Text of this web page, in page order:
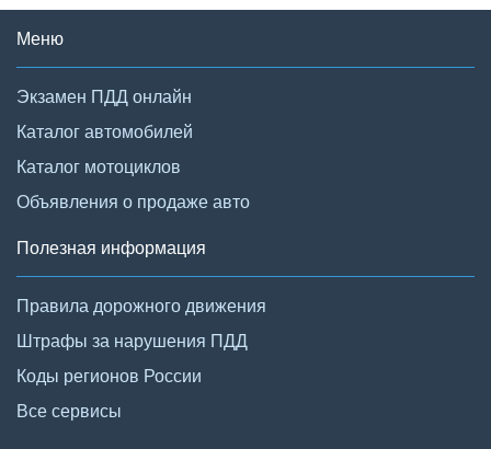
Меню
Экзамен ПДД онлайн
Каталог автомобилей
Каталог мотоциклов
Объявления о продаже авто
Полезная информация
Правила дорожного движения
Штрафы за нарушения ПДД
Коды регионов России
Все сервисы